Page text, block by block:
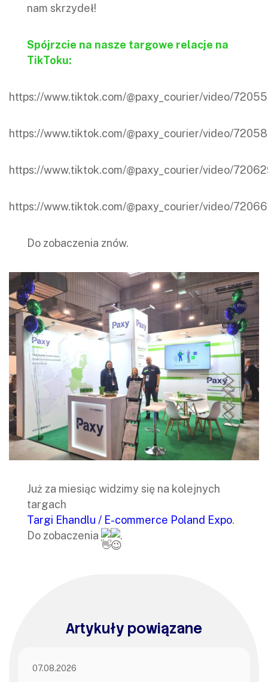
nam skrzydeł!
Spójrzcie na nasze targowe relacje na
TikToku:
https://www.tiktok.com/@paxy_courier/video/
https://www.tiktok.com/@paxy_courier/video/
https://www.tiktok.com/@paxy_courier/video/
https://www.tiktok.com/@paxy_courier/video/
Do zobaczenia znów.
Już za miesiąc widzimy się na kolejnych
targach
Targi Ehandlu / E-commerce Poland Expo.
Do zobaczenia
.
Artykuły powiązane
07.08.2026